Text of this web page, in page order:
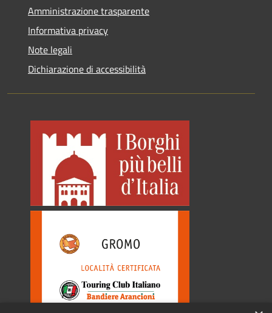
Amministrazione trasparente
Informativa privacy
Note legali
Dichiarazione di accessibilità